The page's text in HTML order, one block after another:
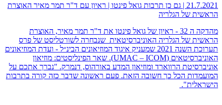
21.7.2021 | גם כן תרבות גואל פינטו | ראיון עם ד"ר תמר מאיר האוצרת
הראשית של הגלריה
מהדקה ה 32 - ראיון של גואל פינטו את ד"ר תמר מאיר, האוצרת
הראשית של הגלריה האוניברסיטאית שנבחרה לשורטליסט של פרס
תערוכת השנה 2021 שמעניק איגוד המוזיאונים הבינ״ל - ועדת המוזיאונים
האוניברסיטאים (UMAC – ICOM). שאר הפינליסטים: מוזיאון
אוניברסיטת הרווארד ומוזיאון המדע באורהוס, דנמרק. "נברך אתכם על
המועמדות הכל כך חשובה הזאת. פעם ראשונה שדבר כזה קורה בתרבות
הישראלית".